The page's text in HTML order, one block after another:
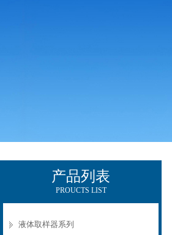
产品列表
PROUCTS LIST
液体取样器系列